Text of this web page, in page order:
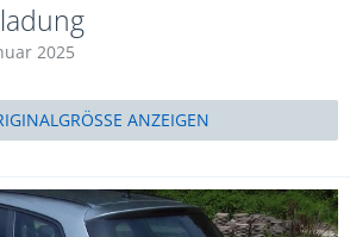
2025
ANZEIGEN